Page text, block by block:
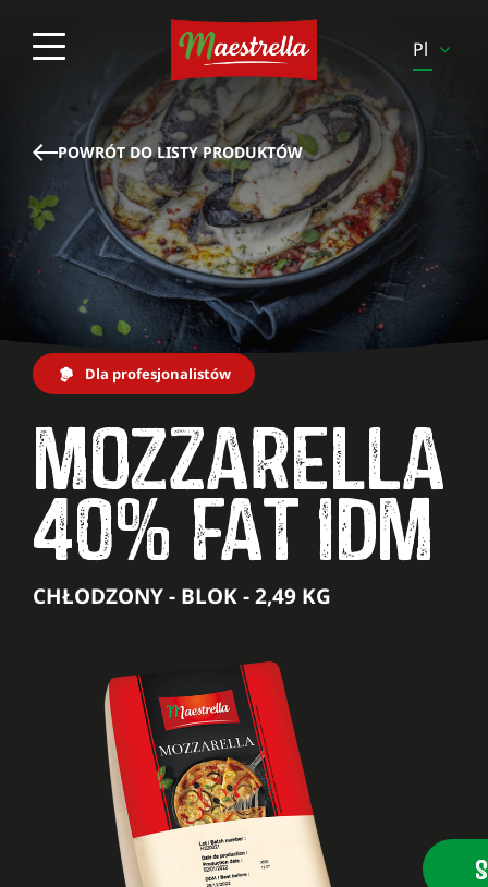
Pl
Es
It
Sv
Be-
POWRÓT DO LISTY PRODUKTÓW
Dla profesjonalistów
MOZZARELLA
40% FAT IDM
CHŁODZONY - BLOK - 2,49 KG